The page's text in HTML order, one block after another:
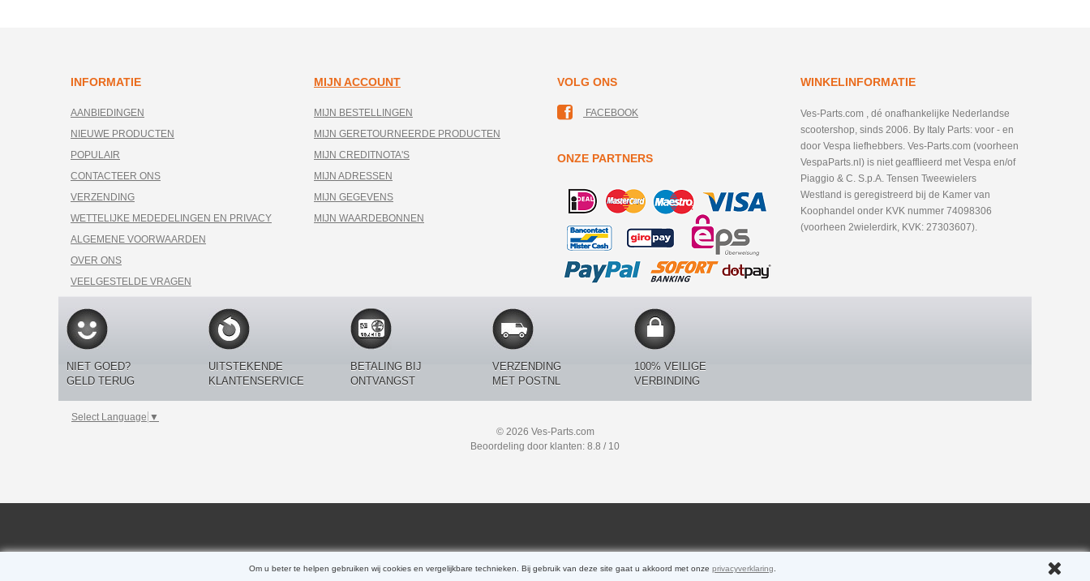
INFORMATIE
AANBIEDINGEN
NIEUWE PRODUCTEN
POPULAIR
CONTACTEER ONS
VERZENDING
WETTELIJKE MEDEDELINGEN EN PRIVACY
ALGEMENE VOORWAARDEN
OVER ONS
VEELGESTELDE VRAGEN
MIJN ACCOUNT
MIJN BESTELLINGEN
MIJN GERETOURNEERDE PRODUCTEN
MIJN CREDITNOTA'S
MIJN ADRESSEN
MIJN GEGEVENS
MIJN WAARDEBONNEN
VOLG ONS
FACEBOOK
ONZE PARTNERS
WINKELINFORMATIE
Ves-Parts.com , dé onafhankelijke Nederlandse
scootershop, sinds 2006. By Italy Parts: voor - en
door Vespa liefhebbers. Ves-Parts.com (voorheen
VespaParts.nl) is niet geafflieerd met Vespa en/of
Piaggio & C. S.p.A. Tensen Tweewielers
Westland is geregistreerd bij de Kamer van
Koophandel onder KVK nummer 74098306
(voorheen 2wielerdirk, KVK: 27303607).
NIET GOED?
GELD TERUG
UITSTEKENDE
KLANTENSERVICE
BETALING BIJ
ONTVANGST
VERZENDING
MET POSTNL
100% VEILIGE
VERBINDING
Om u beter te helpen gebruiken wij cookies en vergelijkbare technieken. Bij gebruik van deze site gaat u akkoord met onze privacyverklaring
Select Language ▼
© 2026 Ves-Parts.com
Beoordeling door klanten: 8.8 / 10